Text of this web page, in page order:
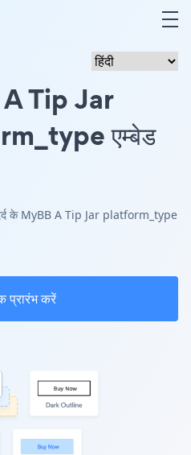
A Tip Jar
एम्बेड
के MyBB A Tip Jar platform_type
प्रारंभ करें